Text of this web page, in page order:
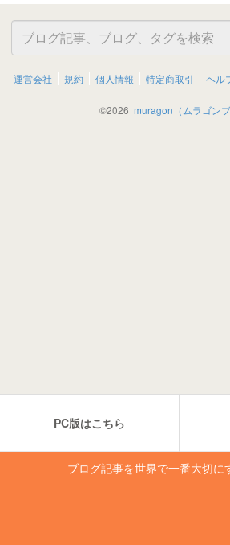
運営会社 規約 個人情報 特定商取引 ヘル
©2026 muragon（ムラゴンブ
PC版はこちら
ブログ記事を世界で一番大切に